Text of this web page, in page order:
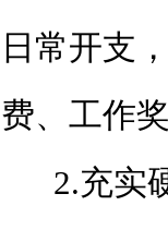
日常开支
费、工作
2.充实